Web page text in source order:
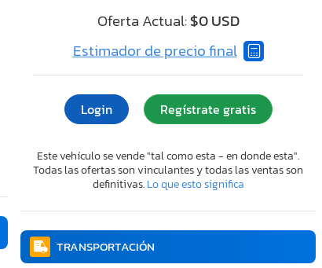
Oferta Actual:$0 USD
Estimador de precio final
Login Regístrate gratis
Este vehículo se vende "tal como esta - en donde esta".
Todas las ofertas son vinculantes y todas las ventas son
definitivas.Lo que esto significa
TRANSPORTACIÓN